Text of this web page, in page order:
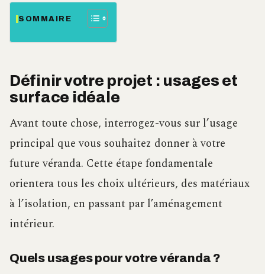
SOMMAIRE
Définir votre projet : usages et
surface idéale
Avant toute chose, interrogez-vous sur l’usage
principal que vous souhaitez donner à votre
future véranda. Cette étape fondamentale
orientera tous les choix ultérieurs, des matériaux
à l’isolation, en passant par l’aménagement
intérieur.
Quels usages pour votre véranda ?